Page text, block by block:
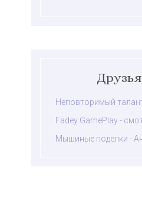
Неповторимый
Fadey GamePlay -
Мышиные поделки -